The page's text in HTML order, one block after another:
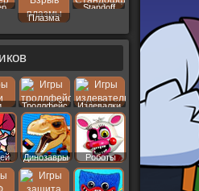
Плазма
Standoff
Троллфейс Издевалки
Динозавры Роботы